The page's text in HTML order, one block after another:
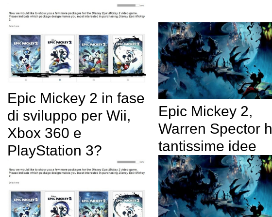
Epic Mickey 2 in fase
di sviluppo per Wii,
Xbox 360 e
PlayStation 3?
Epic Mickey 2,
Warren Spector
tantissime idee